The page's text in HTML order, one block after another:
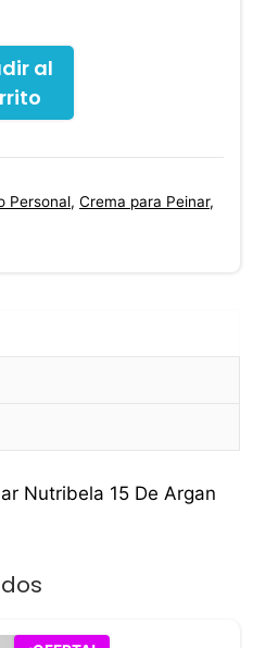
al
Personal, Crema para Peinar,
Nutribela 15 De Argan